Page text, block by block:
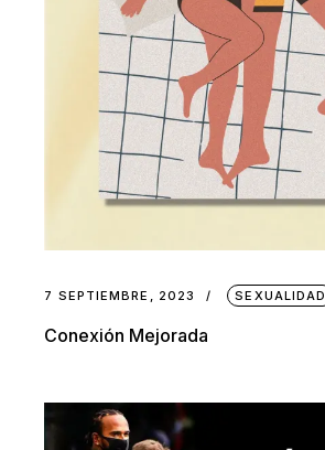
7 SEPTIEMBRE, 2023 SEXUALIDAD
Conexión Mejorada